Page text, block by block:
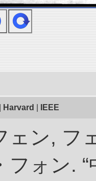
Harvard IEEE
ェン, フ
フォン.